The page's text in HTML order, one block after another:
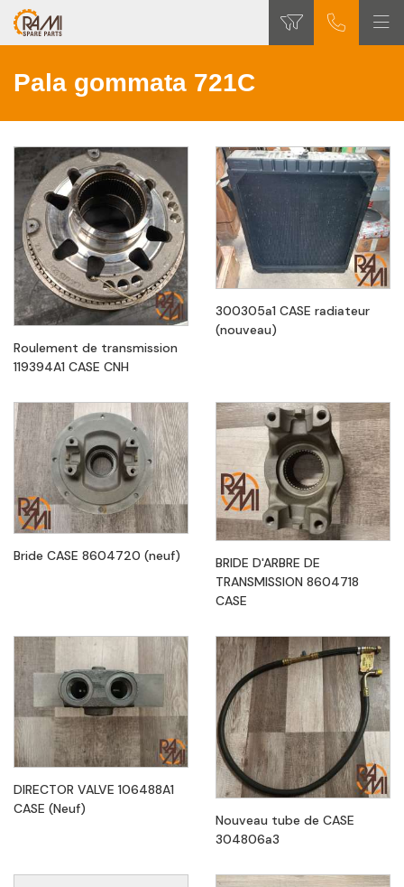
Pala gommata 721C
Roulement de transmission
119394A1 CASE CNH
300305a1 CASE radiateur
(nouveau)
Bride CASE 8604720 (neuf)
BRIDE D'ARBRE DE
TRANSMISSION 8604718
CASE
DIRECTOR VALVE 106488A1
CASE (Neuf)
Nouveau tube de CASE
304806a3